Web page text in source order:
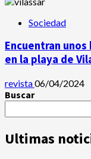
Sociedad
Encuentran
en la playa de
revista06/04/2024
Buscar
Ultimas